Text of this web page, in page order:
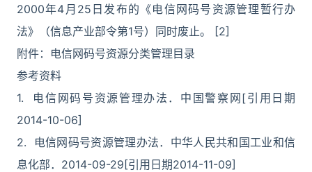
2000年4月25日发布的《电信网码号资源管理暂行办
法》（信息产业部令第1号）同时废止。 [2]
附件：电信网码号资源分类管理目录
参考资料
1. 电信网码号资源管理办法．中国警察网[引用日期
2014-10-06]
2. 电信网码号资源管理办法．中华人民共和国工业和信
息化部．2014-09-29[引用日期2014-11-09]